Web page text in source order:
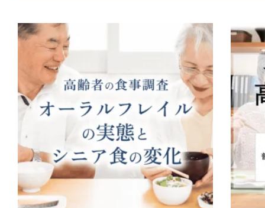
MOVIE
COMPANY
PERSON
CONTACT